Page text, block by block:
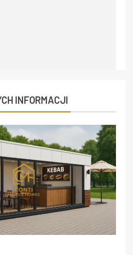
INFORMACJI